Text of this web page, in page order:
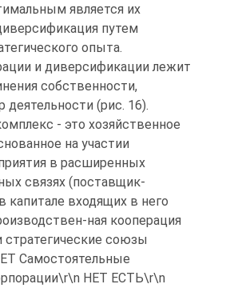
является их
путем
опыта.
и диверсификации лежит
собственности,
деятельности (рис. 16).
- это хозяйственное
на участии
в расширенных
связях (поставщик-
капитале входящих в него
ная кооперация
союзы
Самостоятельные
НЕТ ЕСТЬ\r\n